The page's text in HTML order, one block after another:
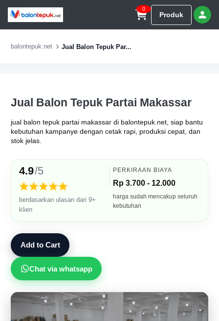
0
Produk
balontepuk.net Jual Balon Tepuk Par...
Jual Balon Tepuk Partai Makassar
jual balon tepuk partai makassar di balontepuk.net, siap bantu
kebutuhan kampanye dengan cetak rapi, produksi cepat, dan
stok jelas.
4.9/5
★★★★★
berdasarkan ulasan dari 9+
klien
PERKIRAAN BIAYA
Rp 3.700 - 12.000
harga sudah mencakup seluruh
kebutuhan
Add to Cart
Chat via whatsapp